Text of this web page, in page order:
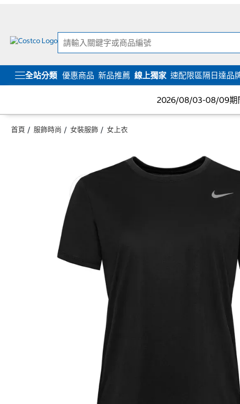
全站分類 優惠商品 新品推薦 線上獨家 速配限區隔日達品
2026/08/03-08/09期
首頁 服飾時尚 女裝服飾 女上衣